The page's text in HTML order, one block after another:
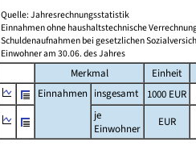
Quelle: Jahresrechnungsstatistik
Einnahmen ohne haushaltstechnische
Schuldenaufnahmen bei gesetzlichen
Einwohner am 30.06. des Jahres
Merkmal Einheit
Einnahmen insgesamt 1000 EUR
je
Einwohner
EUR